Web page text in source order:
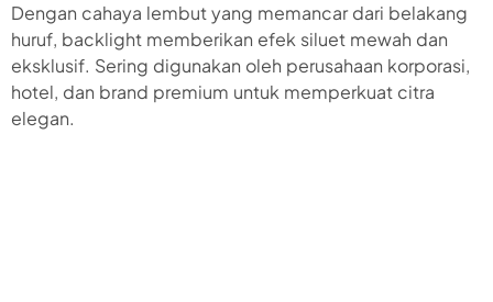
Dengan cahaya lembut yang memancar dari belakang
huruf, backlight memberikan efek siluet mewah dan
eksklusif. Sering digunakan oleh perusahaan korporasi,
hotel, dan brand premium untuk memperkuat citra
elegan.